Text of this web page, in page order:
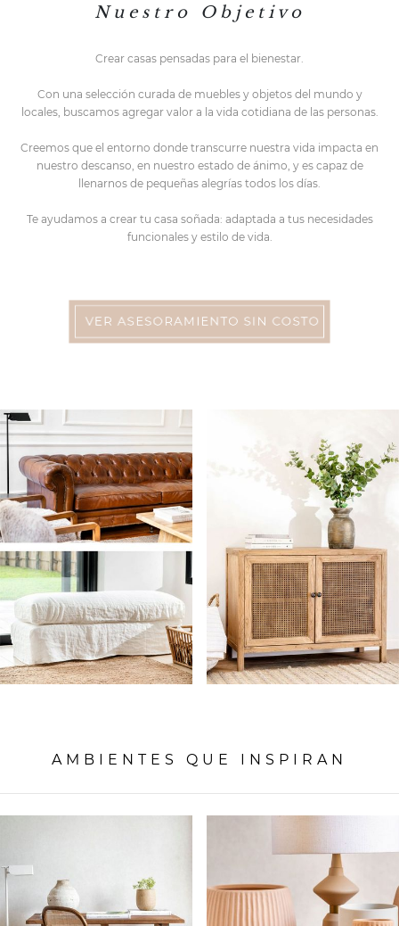
N u e s t r o O b j e t i v o
Crear casas pensadas para el bienestar.
Con una selección curada de muebles y objetos del mundo y
locales, buscamos agregar valor a la vida cotidiana de las personas.
Creemos que el entorno donde transcurre nuestra vida impacta en
nuestro descanso, en nuestro estado de ánimo, y es capaz de
llenarnos de pequeñas alegrías todos los días.
Te ayudamos a crear tu casa soñada: adaptada a tus necesidades
funcionales y estilo de vida.
AMBIENTES QUE INSPIRAN